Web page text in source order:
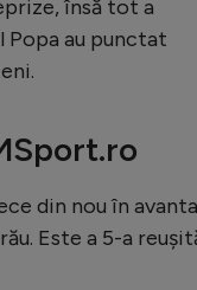
însă tot a
Popa au punctat
din nou în
Este a 5-a